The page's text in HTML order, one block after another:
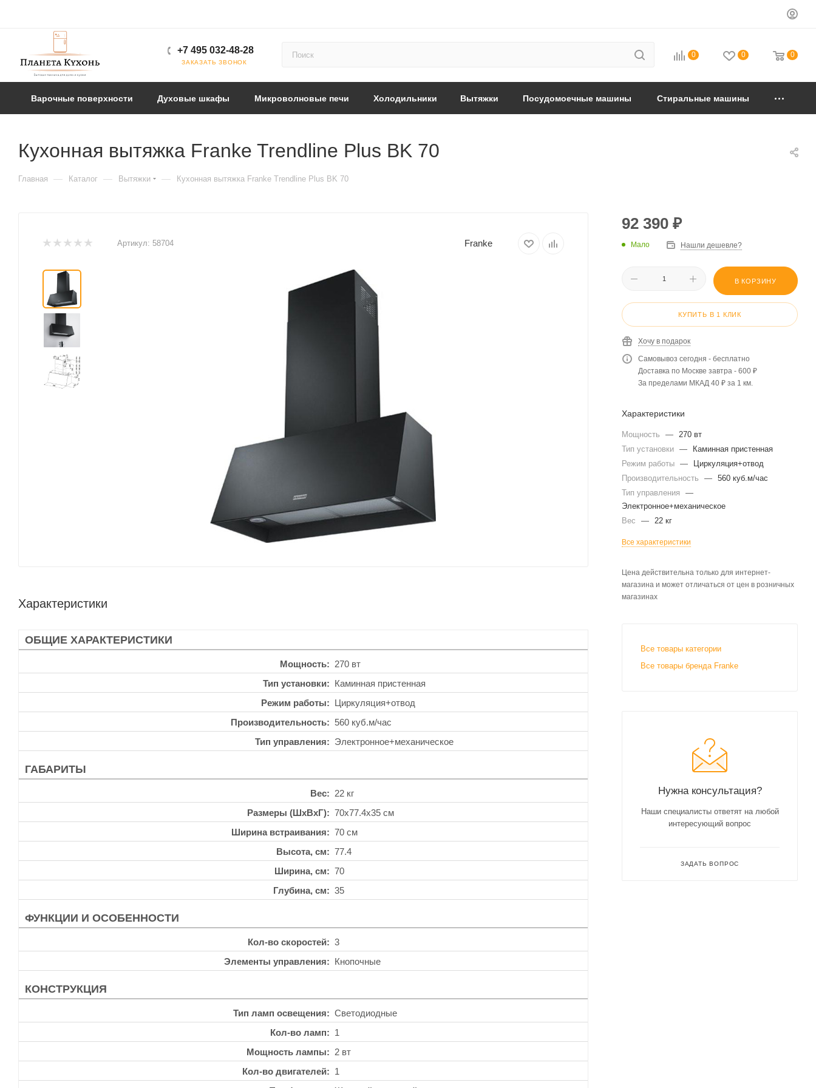
+7 495 032-48-28
ЗАКАЗАТЬ ЗВОНОК
0 0 0
Варочные поверхности Духовые шкафы Микроволновые печи Холодильники Вытяжки Посудомоечные машины Стиральные машины
Кухонная вытяжка Franke Trendline Plus BK 70
Главная — Каталог — Вытяжки — Кухонная вытяжка Franke Trendline Plus BK 70
Артикул: 58704 Franke
Характеристики
ОБЩИЕ ХАРАКТЕРИСТИКИ
Мощность
270 вт
Тип установки
Каминная пристенная
Режим работы
Циркуляция+отвод
Производительность
560 куб.м/час
Тип управления
Электронное+механическое
ГАБАРИТЫ
Вес
22 кг
Размеры (ШхВхГ)
70x77.4x35 см
Ширина встраивания
70 см
Высота, см
77.4
Ширина, см
70
Глубина, см
35
ФУНКЦИИ И ОСОБЕННОСТИ
Кол-во скоростей
3
Элементы управления
Кнопочные
КОНСТРУКЦИЯ
Тип ламп освещения
Светодиодные
Кол-во ламп
1
Мощность лампы
2 вт
Кол-во двигателей
1
92 390 ₽
Мало Нашли дешевле?
В КОРЗИНУ
КУПИТЬ В 1 КЛИК
Хочу в подарок
Самовывоз сегодня - бесплатно
Доставка по Москве завтра - 600 ₽
За пределами МКАД 40 ₽ за 1 км.
Характеристики
Мощность —
270 вт
Тип установки —
Каминная пристенная
Режим работы —
Циркуляция+отвод
Производительность
— 560 куб.м/час
Тип управления
—
Электронное+механическое
Вес
— 22 кг
Все характеристики
Цена действительна только для интернет-
магазина и может отличаться от цен в розничных
магазинах
Все товары категории
Все товары бренда Franke
Нужна консультация?
Наши специалисты ответят на любой
интересующий вопрос
ЗАДАТЬ ВОПРОС